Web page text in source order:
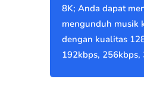
8K; Anda dapat
mengunduh musik
dengan kualitas
192kbps, 256kbps,